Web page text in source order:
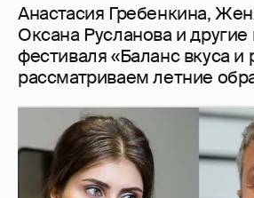
Анастасия Гребенкина,
Оксана Русланова и другие
фестиваля «Баланс вкуса и
рассматриваем летние